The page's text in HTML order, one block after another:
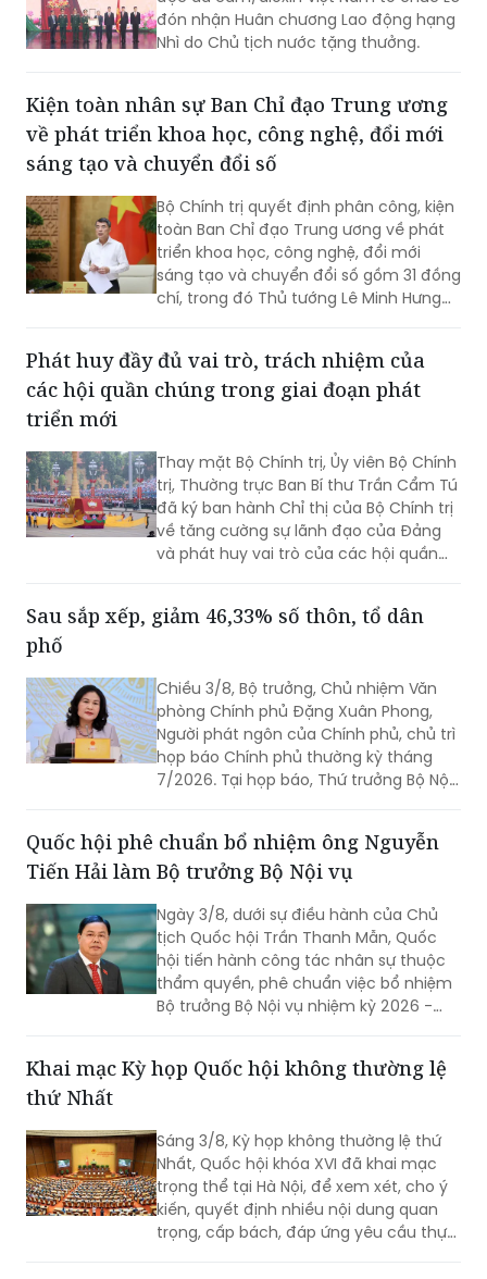
đón nhận Huân chương Lao động hạng
Nhì do Chủ tịch nước tặng thưởng.
Kiện toàn nhân sự Ban Chỉ đạo Trung ương
về phát triển khoa học, công nghệ, đổi mới
sáng tạo và chuyển đổi số
Bộ Chính trị quyết định phân công, kiện
toàn Ban Chỉ đạo Trung ương về phát
triển khoa học, công nghệ, đổi mới
sáng tạo và chuyển đổi số gồm 31 đồng
chí, trong đó Thủ tướng Lê Minh Hưng
Phát huy đầy đủ vai trò, trách nhiệm của
các hội quần chúng trong giai đoạn phát
triển mới
Thay mặt Bộ Chính trị, Ủy viên Bộ Chính
trị, Thường trực Ban Bí thư Trần Cẩm Tú
đã ký ban hành Chỉ thị của Bộ Chính trị
về tăng cường sự lãnh đạo của Đảng
và phát huy vai trò của các hội quần
Sau sắp xếp, giảm 46,33% số thôn, tổ dân
phố
Chiều 3/8, Bộ trưởng, Chủ nhiệm Văn
phòng Chính phủ Đặng Xuân Phong,
Người phát ngôn của Chính phủ, chủ trì
họp báo Chính phủ thường kỳ tháng
7/2026. Tại họp báo, Thứ trưởng Bộ Nội
toàn quốc.
Quốc hội phê chuẩn bổ nhiệm ông Nguyễn
Tiến Hải làm Bộ trưởng Bộ Nội vụ
Ngày 3/8, dưới sự điều hành của Chủ
tịch Quốc hội Trần Thanh Mẫn, Quốc
hội tiến hành công tác nhân sự thuộc
thẩm quyền, phê chuẩn việc bổ nhiệm
Bộ trưởng Bộ Nội vụ nhiệm kỳ 2026 -
quyền Bộ trưởng Bộ Nội vụ.
Khai mạc Kỳ họp Quốc hội không thường lệ
thứ Nhất
Sáng 3/8, Kỳ họp không thường lệ thứ
Nhất, Quốc hội khóa XVI đã khai mạc
trọng thể tại Hà Nội, để xem xét, cho ý
kiến, quyết định nhiều nội dung quan
trọng, cấp bách, đáp ứng yêu cầu thực